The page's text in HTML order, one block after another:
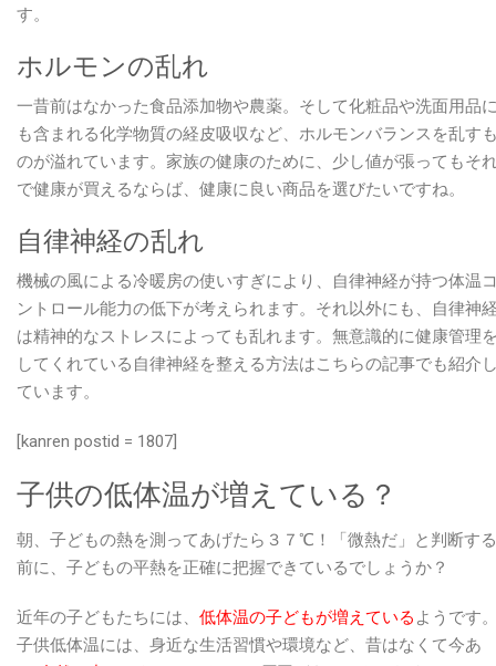
す。
ホルモンの乱れ
一昔前はなかった食品添加物や農薬。そして化粧品や洗面用品
も含まれる化学物質の経皮吸収など、ホルモンバランスを乱す
のが溢れています。家族の健康のために、少し値が張ってもそ
で健康が買えるならば、健康に良い商品を選びたいですね。
自律神経の乱れ
機械の風による冷暖房の使いすぎにより、自律神経が持つ体温
ントロール能力の低下が考えられます。それ以外にも、自律神
は精神的なストレスによっても乱れます。無意識的に健康管理
してくれている自律神経を整える方法はこちらの記事でも紹介
ています。
[kanren postid = 1807]
子供の低体温が増えている？
朝、子どもの熱を測ってあげたら３７℃！「微熱だ」と判断する
前に、子どもの平熱を正確に把握できているでしょうか？
近年の子どもたちには、 低体温の子どもが増えている ようです
子供低体温には、身近な生活習慣や環境など、昔はなくて今あ